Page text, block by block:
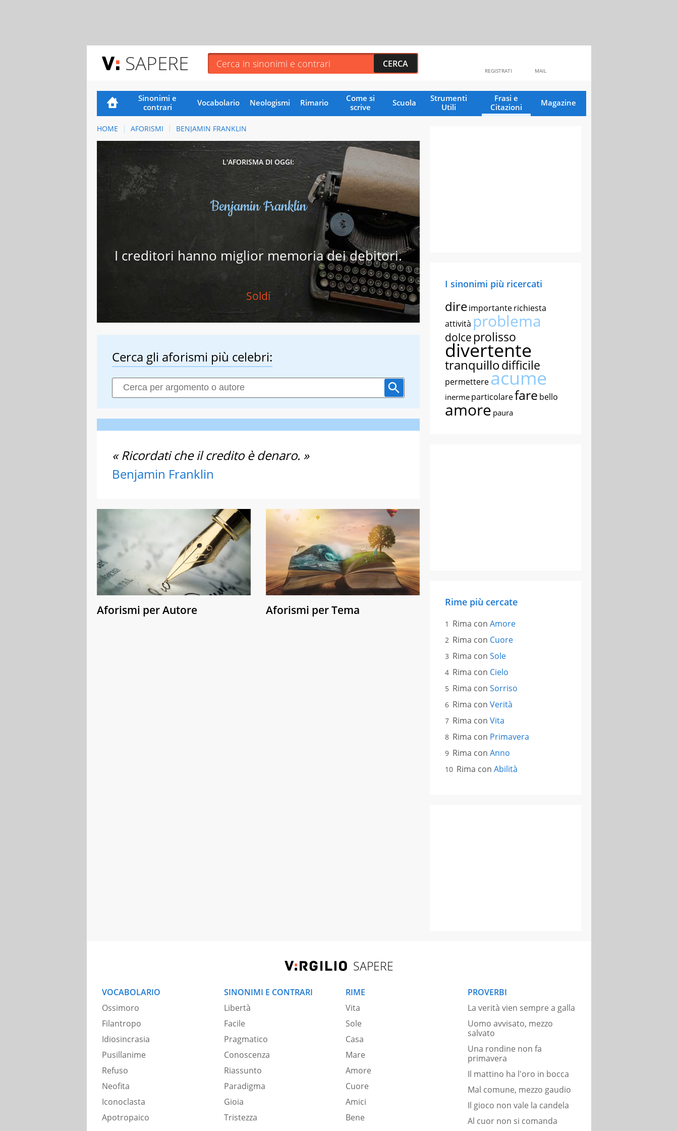
SAPERE MAIL
REGISTRATI
Sinonimi e
contrari
Vocabolario Neologismi Rimario
Come si
scrive
Scuola
Strumenti
Utili
Frasi e
Citazioni
Magazine
HOME AFORISMI BENJAMIN FRANKLIN
L'AFORISMA DI OGGI:
Benjamin Franklin
I creditori hanno miglior memoria dei debitori.
Soldi
Cerca gli aforismi più celebri:
« Ricordati che il credito è denaro. »
Benjamin Franklin
Aforismi per Autore Aforismi per Tema
I sinonimi più ricercati
direimportanterichiesta
attività problema
dolce prolisso
divertente
tranquillodifficile
permettereacume
inerme particolarefare bello
amore paura
Rime più cercate
Rima con Amore
Rima con Cuore
Rima con Sole
Rima con Cielo
Rima con Sorriso
Rima con Verità
Rima con Vita
Rima con Primavera
Rima con Anno
Rima con Abilità
SAPERE
VOCABOLARIO
Ossimoro
Filantropo
Idiosincrasia
Pusillanime
Refuso
Neofita
Iconoclasta
Apotropaico
SINONIMI E CONTRARI
Libertà
Facile
Pragmatico
Conoscenza
Riassunto
Paradigma
Gioia
Tristezza
RIME
Vita
Sole
Casa
Mare
Amore
Cuore
Amici
Bene
PROVERBI
La verità vien sempre a galla
Uomo avvisato, mezzo
salvato
Una rondine non fa
primavera
Il mattino ha l'oro in bocca
Mal comune, mezzo gaudio
Il gioco non vale la candela
Al cuor non si comanda